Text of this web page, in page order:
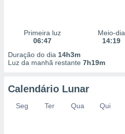
Primeira luz
06:47
Meio-dia
14:19
Duração do dia 14h3m
Luz da manhã restante 7h19m
Calendário Lunar
Seg Ter Qua Qui